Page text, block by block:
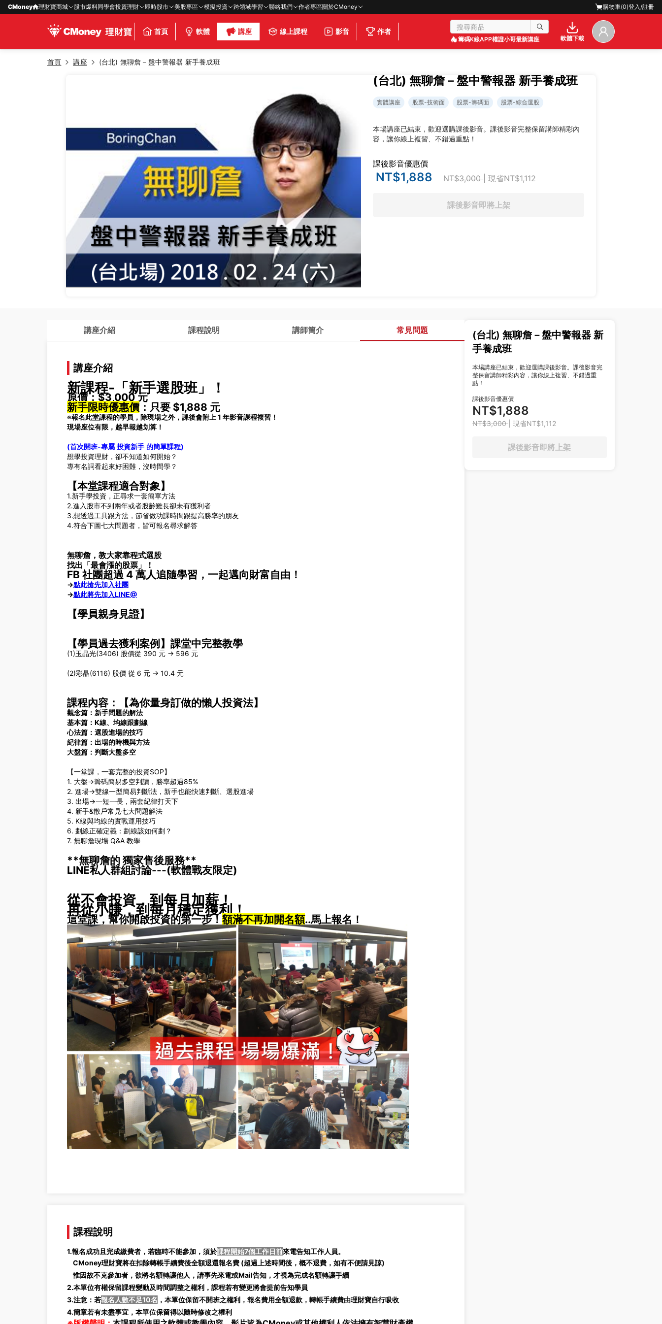
CMoney 理財寶商城 股市爆料同學會投資理財 即時股市 美股專區 模擬投資 跨領域學習 聯絡我們 作者專區關於CMoney 購物車(0)登入/註冊
首頁 軟體 講座 線上課程 影音 作者
籌碼K線APP權證小哥最新講座 軟體下載
首頁 講座 (台北) 無聊詹－盤中警報器 新手養成班
(台北) 無聊詹－盤中警報器 新手養成班
實體講座 股票-技術面 股票-籌碼面 股票-綜合選股
本場講座已結束，歡迎選購課後影音。課後影音完整保留講師精彩內
容，讓你線上複習、不錯過重點！
課後影音優惠價
NT$1,888 NT$3,000| 現省NT$1,112
課後影音即將上架
講座介紹 課程說明 講師簡介 常見問題
講座介紹
新課程-「新手選股班」！
原價：$3,000元
新手限時優惠價 ：只要 $1,888 元
※報名此堂課程的學員，除現場之外，課後會附上 1 年影音課程複習！
現場座位有限，越早報越划算！
(首次開班-專屬 投資新手 的簡單課程)
想學投資理財，卻不知道如何開始？
專有名詞看起來好困難，沒時間學？
【本堂課程適合對象】
1.新手學投資，正尋求一套簡單方法
2.進入股市不到兩年或者股齡雖長卻未有獲利者
3.想透過工具跟方法，節省做功課時間跟提高勝率的朋友
4.符合下圖七大問題者，皆可報名尋求解答
無聊詹，教大家靠程式選股
找出「最會漲的股票」！
FB 社團超過 4 萬人追隨學習，一起邁向財富自由！
→點此搶先加入社團
→點此將先加入LINE@
【學員親身見證】
【學員過去獲利案例】課堂中完整教學
(1)玉晶光(3406) 股價從 390 元 → 596 元
(2)彩晶(6116) 股價 從 6 元 → 10.4 元
課程內容：【為你量身訂做的懶人投資法】
觀念篇：新手問題的解法
基本篇：K線、均線跟劃線
心法篇：選股進場的技巧
紀律篇：出場的時機與方法
大盤篇：判斷大盤多空
【一堂課，一套完整的投資SOP】
1. 大盤→籌碼簡易多空判讀，勝率超過85%
2. 進場→雙線一型簡易判斷法，新手也能快速判斷、選股進場
3. 出場→一短一長，兩套紀律打天下
4. 新手&散戶常見七大問題解法
5. K線與均線的實戰運用技巧
6. 劃線正確定義：劃線該如何劃？
7. 無聊詹現場 Q&A 教學
**無聊詹的 獨家售後服務**
LINE私人群組討論---(軟體戰友限定)
從不會投資，到每月加薪！
再從小賺，到每月穩定獲利！
這堂課，幫你開啟投資的第一步！ 額滿不再加開名額..馬上報名！
課程說明
1.報名成功且完成繳費者，若臨時不能參加，須於課程開始7個工作日前來電告知工作人員。
CMoney理財寶將在扣除轉帳手續費後全額退還報名費 (超過上述時間後，概不退費，如有不便請見諒)
惟因故不克參加者，欲將名額轉讓他人，請事先來電或Mail告知，才視為完成名額轉讓手續
2.本單位有權保留課程變動及時間調整之權利，課程若有變更將會提前告知學員
3.注意：若報名人數不足10名 ，本單位保留不開班之權利，報名費用全額退款，轉帳手續費由理財寶自行吸收
4.簡章若有未盡事宜，本單位保留得以隨時修改之權利
(台北) 無聊詹－盤中警報器 新
手養成班
本場講座已結束，歡迎選購課後影音。課後影音完
整保留講師精彩內容，讓你線上複習、不錯過重
點！
課後影音優惠價
NT$1,888
NT$3,000| 現省NT$1,112
課後影音即將上架